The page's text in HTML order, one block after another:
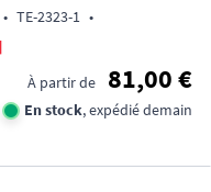
• TE-2323-1 •
À partir de
81,00 €
En stock, expédié demain